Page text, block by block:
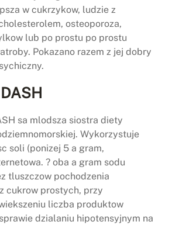
w cukrzykow, ludzie z
osteoporoza,
lub po prostu po prostu
Pokazano razem z jej dobry
sa mlodsza siostra diety
Wykorzystuje
soli (ponizej 5 a gram,
? oba a gram sodu
tluszczow pochodzenia
cukrow prostych, przy
liczba produktow
dzialaniu hipotensyjnym na